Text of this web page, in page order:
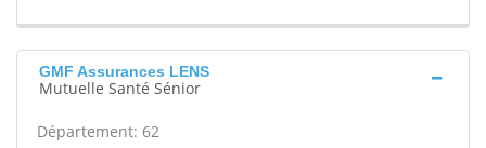
GMF Assurances LENS
Mutuelle Santé Sénior
Département: 62